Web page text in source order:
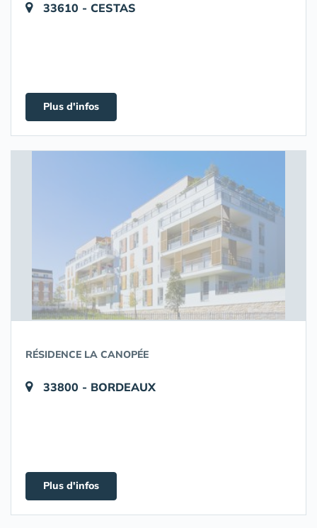
33610 - CESTAS
Plus d'infos
RÉSIDENCE LA CANOPÉE
33800 - BORDEAUX
Plus d'infos